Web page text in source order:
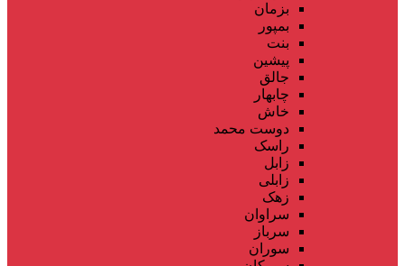
بزمان
بمپور
بنت
پیشین
جالق
چابهار
خاش
دوست محمد
راسک
زابل
زابلی
زهک
سراوان
سرباز
سوران